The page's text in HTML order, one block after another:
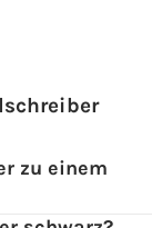
zu einem